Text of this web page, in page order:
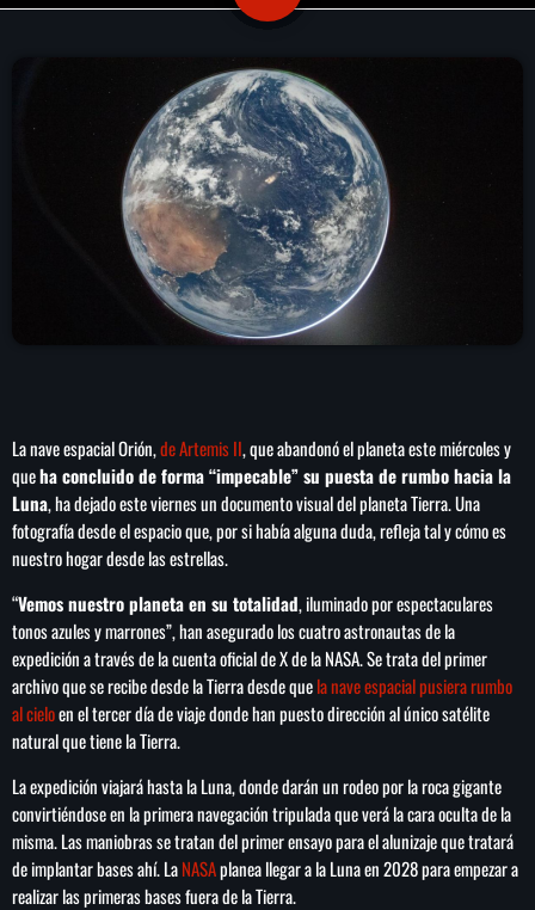
LA CAMPESINA GEORGIA
PROGRAMACIÓN keyboard_arrow_down
RANKING
PUBLICIDAD
HISTORIA
SEARCH
SEARCH
NOTAS
Cae primer detenido por robo a casa de
Karely Ruiz
La nave espacial Orión,de Artemis II, que abandonó el planeta este miércoles y
queha concluido de forma “impecable” su puesta de rumbo hacia la
Luna, ha dejado este viernes un documento visual del planeta Tierra. Una
fotografía desde el espacio que, por si había alguna duda, refleja tal y cómo es
nuestro hogar desde las estrellas.
“Vemos nuestro planeta en su totalidad, iluminado por espectaculares
tonos azules y marrones”, han asegurado los cuatro astronautas de la
expedición a través de la cuenta oficial de X de la NASA. Se trata del primer
archivo que se recibe desde la Tierra desde quela nave espacial pusiera rumbo
al cieloen el tercer día de viaje donde han puesto dirección al único satélite
natural que tiene la Tierra.
La expedición viajará hasta la Luna, donde darán un rodeo por la roca gigante
convirtiéndose en la primera navegación tripulada que verá la cara oculta de la
misma. Las maniobras se tratan del primer ensayo para el alunizaje que tratará
de implantar bases ahí. LaNASAplanea llegar a la Luna en 2028 para empezar a
realizar las primeras bases fuera de la Tierra.